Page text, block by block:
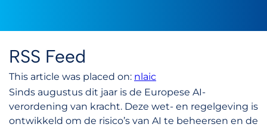
RSS Feed
This article was placed on: nlaic
Sinds augustus dit jaar is de Europese AI-
verordening van kracht. Deze wet- en regelgeving is
ontwikkeld om de risico’s van AI te beheersen en de